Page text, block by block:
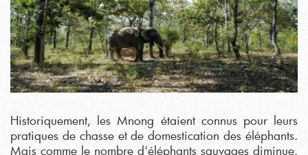
Historiquement, les Mnong étaient connus pour leurs
pratiques de chasse et de domestication des éléphants.
Mais comme le nombre d'éléphants sauvages diminue,